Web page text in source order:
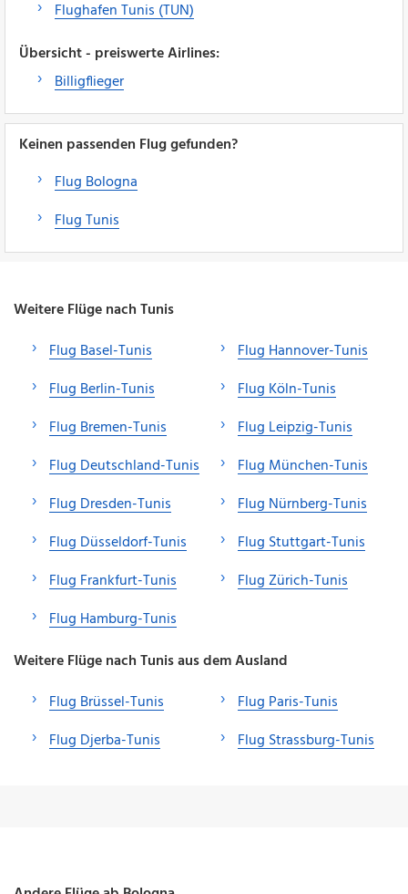
Flughafen Tunis (TUN)
Übersicht - preiswerte Airlines:
Billigflieger
Keinen passenden Flug gefunden?
Flug Bologna
Flug Tunis
Weitere Flüge nach Tunis
Flug Basel-Tunis
Flug Berlin-Tunis
Flug Bremen-Tunis
Flug Deutschland-Tunis
Flug Dresden-Tunis
Flug Düsseldorf-Tunis
Flug Frankfurt-Tunis
Flug Hamburg-Tunis
Flug Hannover-Tunis
Flug Köln-Tunis
Flug Leipzig-Tunis
Flug München-Tunis
Flug Nürnberg-Tunis
Flug Stuttgart-Tunis
Flug Zürich-Tunis
Weitere Flüge nach Tunis aus dem Ausland
Flug Brüssel-Tunis
Flug Djerba-Tunis
Flug Paris-Tunis
Flug Strassburg-Tunis